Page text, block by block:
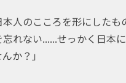
人のこころを形にしたも
れない......せっかく日本
か？」